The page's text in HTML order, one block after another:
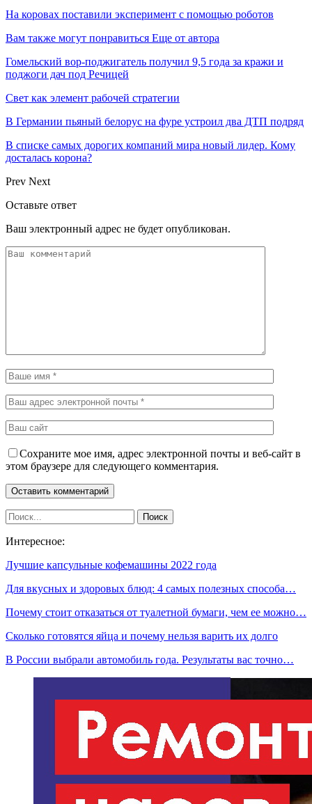
На коровах поставили эксперимент с помощью роботов
Вам также могут понравиться Еще от автора
Гомельский вор-поджигатель получил 9,5 года за кражи и
поджоги дач под Речицей
Свет как элемент рабочей стратегии
В Германии пьяный белорус на фуре устроил два ДТП подряд
В списке самых дорогих компаний мира новый лидер. Кому
досталась корона?
Prev Next
Оставьте ответ
Ваш электронный адрес не будет опубликован.
Сохраните мое имя, адрес электронной почты и веб-сайт в
этом браузере для следующего комментария.
Интересное:
Лучшие капсульные кофемашины 2022 года
Для вкусных и здоровых блюд: 4 самых полезных способа…
Почему стоит отказаться от туалетной бумаги, чем ее можно…
Сколько готовятся яйца и почему нельзя варить их долго
В России выбрали автомобиль года. Результаты вас точно…